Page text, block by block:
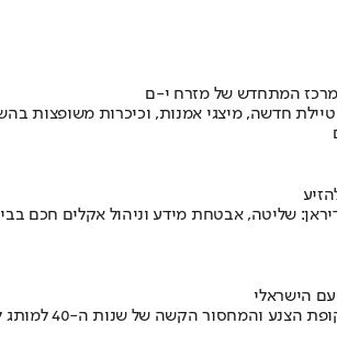
המתחדש של מזרח י-ם
שליטה, אבטחת מידע וניהול אקלים חכם
הישראלי